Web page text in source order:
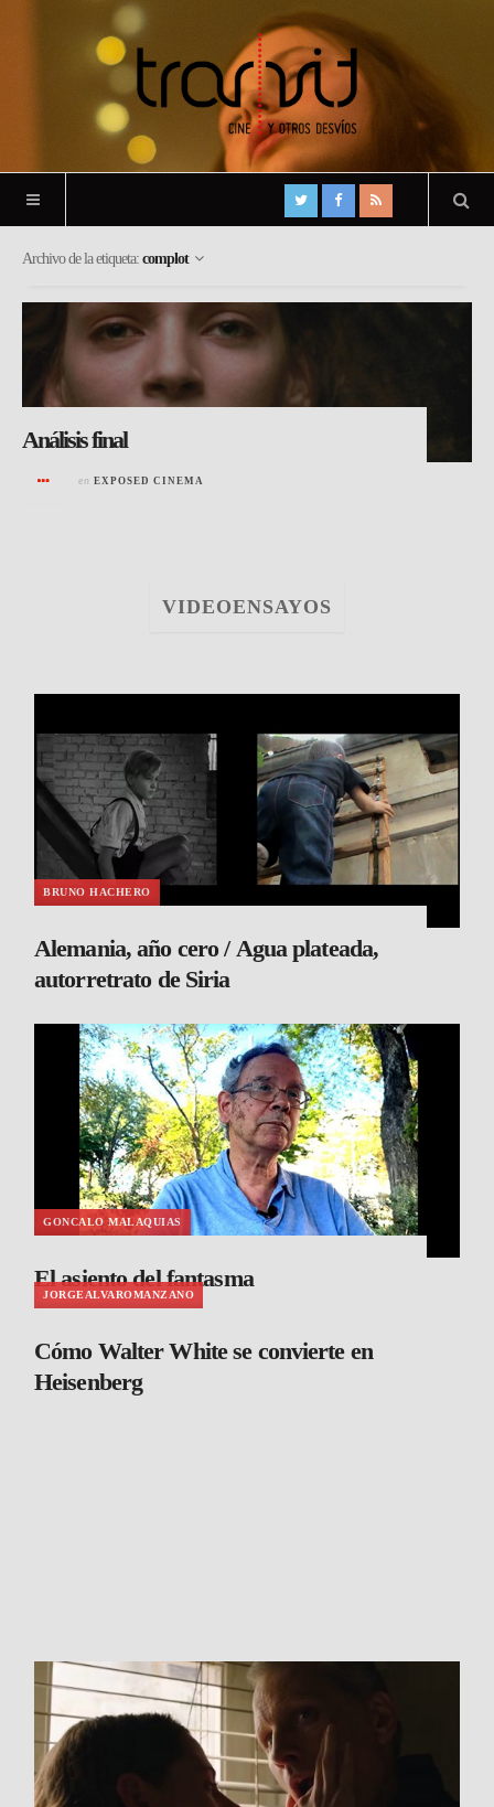
Archivo de la etiqueta: complot
Análisis final
en EXPOSED CINEMA
VIDEOENSAYOS
BRUNO HACHERO
Alemania, año cero / Agua plateada,
autorretrato de Siria
GONCALO MALAQUIAS
El asiento del fantasma
JORGEALVAROMANZANO
Cómo Walter White se convierte en
Heisenberg